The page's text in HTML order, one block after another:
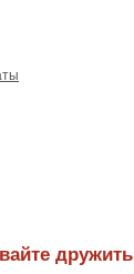
дружить